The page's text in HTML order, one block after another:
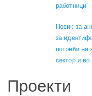
работници”
Повик за
за
потреби на
сектор и во
Проекти